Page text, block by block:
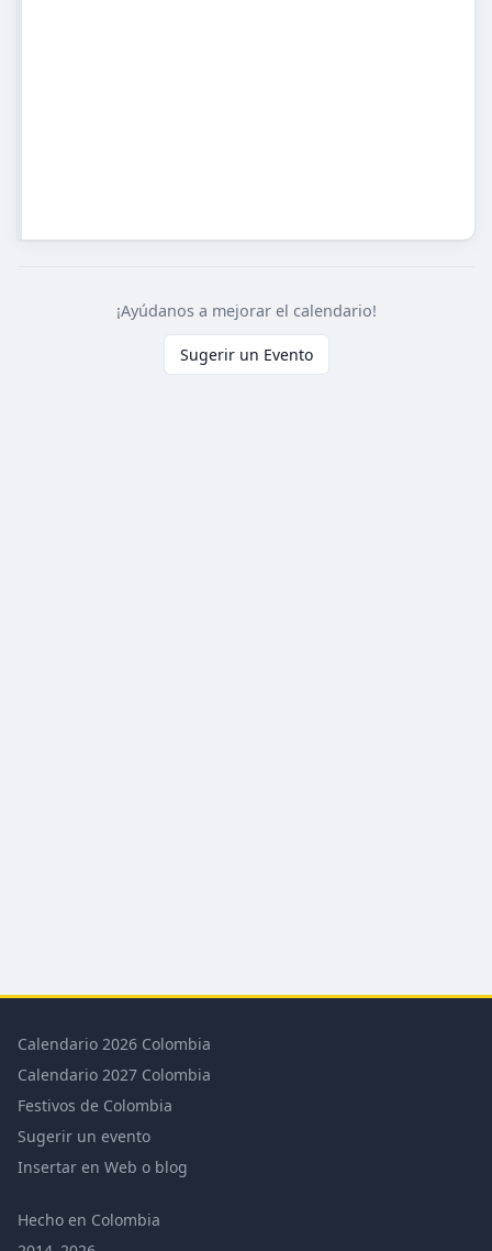
¡Ayúdanos a mejorar el calendario!
Sugerir un Evento
Calendario 2026 Colombia
Calendario 2027 Colombia
Festivos de Colombia
Sugerir un evento
Insertar en Web o blog
Hecho en Colombia